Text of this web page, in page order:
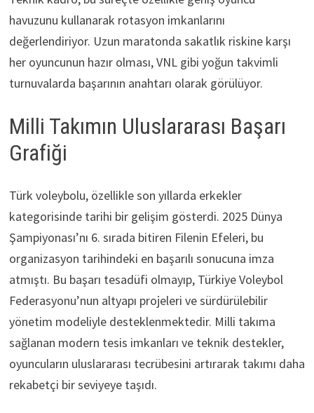
havuzunu kullanarak rotasyon imkanlarını
değerlendiriyor. Uzun maratonda sakatlık riskine karşı
her oyuncunun hazır olması, VNL gibi yoğun takvimli
turnuvalarda başarının anahtarı olarak görülüyor.
Milli Takımın Uluslararası Başarı
Grafiği
Türk voleybolu, özellikle son yıllarda erkekler
kategorisinde tarihi bir gelişim gösterdi. 2025 Dünya
Şampiyonası’nı 6. sırada bitiren Filenin Efeleri, bu
organizasyon tarihindeki en başarılı sonucuna imza
atmıştı. Bu başarı tesadüfi olmayıp, Türkiye Voleybol
Federasyonu’nun altyapı projeleri ve sürdürülebilir
yönetim modeliyle desteklenmektedir. Milli takıma
sağlanan modern tesis imkanları ve teknik destekler,
oyuncuların uluslararası tecrübesini artırarak takımı daha
rekabetçi bir seviyeye taşıdı.